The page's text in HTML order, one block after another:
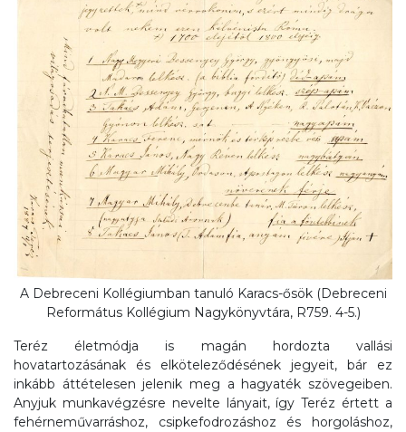
A Debreceni Kollégiumban tanuló Karacs-ősök (Debreceni
Református Kollégium Nagykönyvtára, R759. 4-5.)
Teréz életmódja is magán hordozta vallási
hovatartozásának és elköteleződésének jegyeit, bár ez
inkább áttételesen jelenik meg a hagyaték szövegeiben.
Anyjuk munkavégzésre nevelte lányait, így Teréz értett a
fehérneművarráshoz, csipkefodrozáshoz és horgoláshoz,